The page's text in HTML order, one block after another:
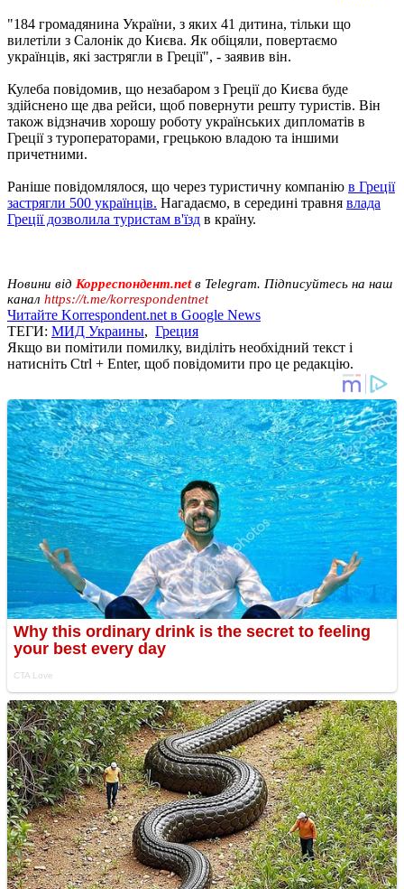
"184 громадянина України, з яких 41 дитина, тільки що
вилетіли з Салонік до Києва. Як обіцяли, повертаємо
українців, які застрягли в Греції", - заявив він.
Кулеба повідомив, що незабаром з Греції до Києва буде
здійснено ще два рейси, щоб повернути решту туристів. Він
також відзначив хорошу роботу українських дипломатів в
Греції з туроператорами, грецькою владою та іншими
причетними.
Раніше повідомлялося, що через туристичну компанію в Греції
застрягли 500 українців. Нагадаємо, в середині травня влада
Греції дозволила туристам в'їзд в країну.
Новини від Корреспондент.netв Telegram. Підписуйтесь на наш
канал https://t.me/korrespondentnet
Читайте Korrespondent.net в Google News
ТЕГИ: МИД Украины, Греция
Якщо ви помітили помилку, виділіть необхідний текст і
натисніть Ctrl + Enter, щоб повідомити про це редакцію.